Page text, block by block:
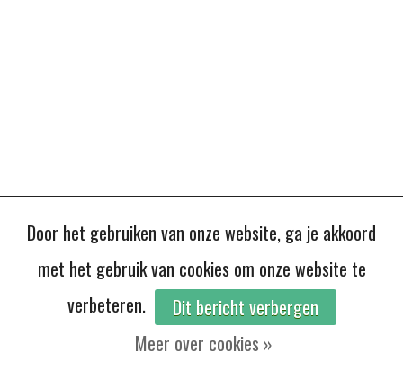
Door het gebruiken van onze website, ga je akkoord
met het gebruik van cookies om onze website te
verbeteren.
Dit bericht verbergen
Meer over cookies »